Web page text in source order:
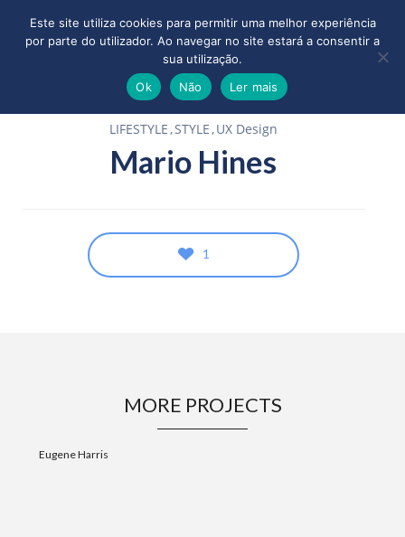
LIFESTYLE STYLE UX Design
Mario Hines
1
MORE PROJECTS
Eugene Harris
Este site utiliza cookies para permitir uma melhor experiência
por parte do utilizador. Ao navegar no site estará a consentir a
sua utilização.
Ok
Não Ler mais